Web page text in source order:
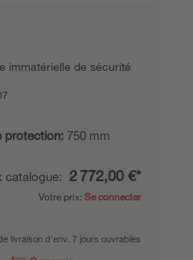
immatérielle de sécurité
protection: 750 mm
catalogue: 2 772,00 €*
Votre prix: Se connecter
livraison d'env. 7 jours ouvrables